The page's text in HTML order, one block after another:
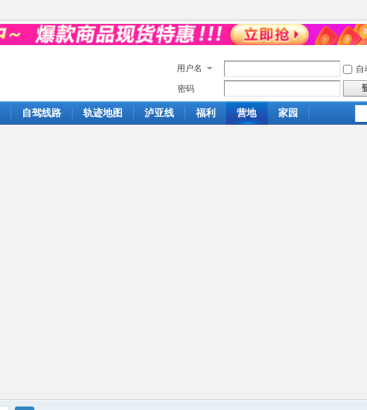
用户名 自
密码
自驾线路 轨迹地图 泸亚线 福利 营地 家园